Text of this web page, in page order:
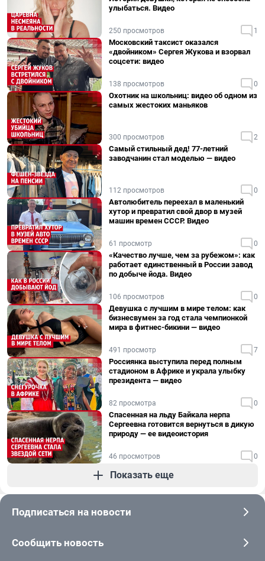
улыбаться. Видео
250 просмотров 1
Московский таксист оказался
«двойником» Сергея Жукова и взорвал
соцсети: видео
138 просмотров 0
Охотник на школьниц: видео об одном из
самых жестоких маньяков
300 просмотров 2
Самый стильный дед! 77-летний
заводчанин стал моделью — видео
112 просмотров 0
Автолюбитель переехал в маленький
хутор и превратил свой двор в музей
машин времен СССР. Видео
61 просмотр 0
«Качество лучше, чем за рубежом»: как
работает единственный в России завод
по добыче йода. Видео
106 просмотров 0
Девушка с лучшим в мире телом: как
бизнесвумен за год стала чемпионкой
мира в фитнес-бикини — видео
491 просмотр 7
Россиянка выступила перед полным
стадионом в Африке и украла улыбку
президента — видео
82 просмотра 0
Спасенная на льду Байкала нерпа
Сергеевна готовится вернуться в дикую
природу — ее видеоистория
46 просмотров 0
Показать еще
Подписаться на новости
Сообщить новость